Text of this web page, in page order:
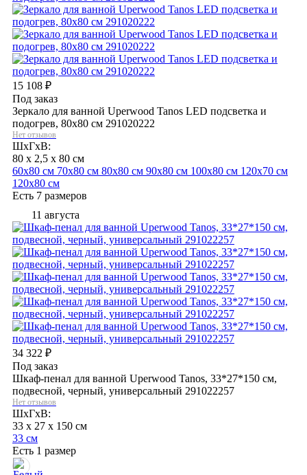
15 108 ₽
Под заказ
Зеркало для ванной Uperwood Tanos LED подсветка и
подогрев, 80x80 см 291020222
Нет отзывов
ШхГхВ:
80 x 2,5 x 80 см
60х80 см 70х80 см 80х80 см 90х80 см 100х80 см 120х70 см
120х80 см
Есть 7 размеров
11 августа
34 322 ₽
Под заказ
Шкаф-пенал для ванной Uperwood Tanos, 33*27*150 см,
подвесной, черный, универсальный 291022257
Нет отзывов
ШхГхВ:
33 x 27 x 150 см
33 см
Есть 1 размер